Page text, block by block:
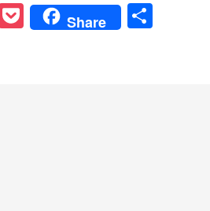
Pocket
Share